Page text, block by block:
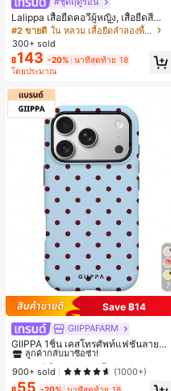
Lalippa เสื้อยืดคอวีผู้หญิง, เสื้อยืดสีน้ำเ
งินสไตล์มินิมอลเรโทร, เสื้อยืดผู้หญิงทร
งหลวมสบาย, พิมพ์ตัวอักษรและตัวเลข
ภาษาอังกฤษ, เสื้อสำหรับออกไปเที่ยวฤ
ดูร้อน, ลวดลายดีไซน์, ความรู้สึกพรีเมีย
ม, ลำลองอเนกประสงค์, สวมใส่ประจำวั
ผ้ากลางแจ้ง
#2 ขายดี
ใน หลวม เสื้อยืดลำลองพื้นฐาน
300+ sold
฿143 -20% นาทีสุดท้าย 18
โดยประมาณ
7
Save ฿14
GIIPPAFARM
GIIPPA 1ชิ้น เคสโทรศัพท์แฟชั่นลายจุด
สีฟ้าอ่อนสีแดงเลือดหมู ฐานสีชมพูอ่อน
พร้อมลายจุดสีเขียว เคสโทรศัพท์ 17 Pr
o Max, เหมาะสำหรับโทรศัพท์ 16 Pro
#1 ขายดี ใน สีชมพู เคสโทรศัพท์
ลูกค้ากลับมาซื้อซ้ำ!
#1 ขายดี ใน สีชมพู เคสโทรศัพท์
ลูกค้ากลับมาซื้อซ้ำ!
#1 ขายดี ใน สีชมพู เคสโทรศัพท์
ลูกค้ากลับมาซื้อซ้ำ!
#1 ขายดี ใน สีชมพู เคสโทรศัพท์
900+ sold (1000+)
55